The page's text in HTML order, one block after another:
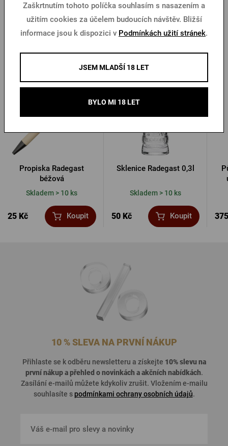
Další produkty od Radegastu
Propiska Radegast
béžová
Skladem > 10 ks
25 Kč Koupit
Sklenice Radegast 0,3l
Skladem > 10 ks
50 Kč Koupit
10 % SLEVA NA PRVNÍ NÁKUP
Přihlaste se k odběru newsletteru a získejte 10% slevu na
první nákup a přehled o novinkách a akčních nabídkách.
Zasílání e-mailů můžete kdykoliv zrušit. Vložením e-mailu
souhlasíte s podmínkami ochrany osobních údajů.
Zaškrtnutím tohoto políčka souhlasím s nasazením a
užitím cookies za účelem budoucích návštěv. Bližší
informace jsou k dispozici v Podmínkách užití stránek.
JSEM MLADŠÍ 18 LET
BYLO MI 18 LET